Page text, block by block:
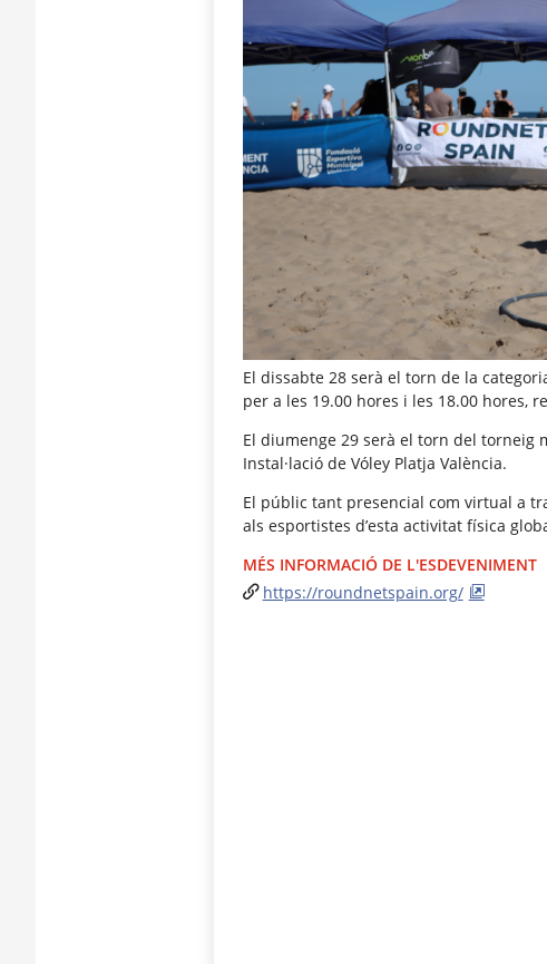
El dissabte 28 serà el torn de la
per a les 19.00 hores i les 18.00 hores,
El diumenge 29 serà el torn del torneig
Instal·lació de Vóley Platja València.
El públic tant presencial com virtual a
als esportistes d’esta activitat física
MÉS INFORMACIÓ DE L'ESDEVENIMENT
https://roundnetspain.org/